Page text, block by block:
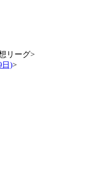
リーグ>
日)>